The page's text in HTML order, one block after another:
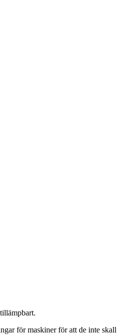
för maskiner för att de inte skall